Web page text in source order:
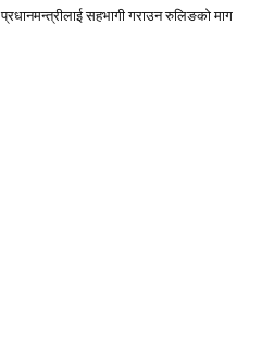
प्रधानमन्त्रीलाई सहभागी गराउन रुलिङको माग